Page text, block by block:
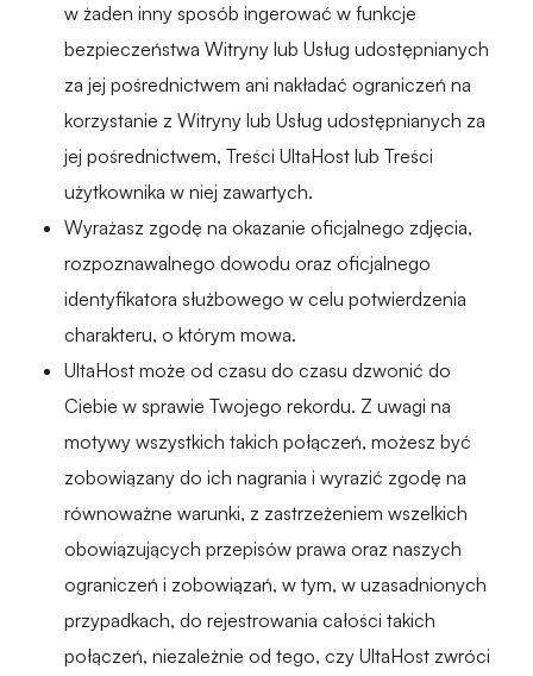
w żaden inny sposób ingerować w funkcje
bezpieczeństwa Witryny lub Usług udostępnianych
za jej pośrednictwem ani nakładać ograniczeń na
korzystanie z Witryny lub Usług udostępnianych za
jej pośrednictwem, Treści UltaHost lub Treści
użytkownika w niej zawartych.
Wyrażasz zgodę na okazanie oficjalnego zdjęcia,
rozpoznawalnego dowodu oraz oficjalnego
identyfikatora służbowego w celu potwierdzenia
charakteru, o którym mowa.
UltaHost może od czasu do czasu dzwonić do
Ciebie w sprawie Twojego rekordu. Z uwagi na
motywy wszystkich takich połączeń, możesz być
zobowiązany do ich nagrania i wyrazić zgodę na
równoważne warunki, z zastrzeżeniem wszelkich
obowiązujących przepisów prawa oraz naszych
ograniczeń i zobowiązań, w tym, w uzasadnionych
przypadkach, do rejestrowania całości takich
połączeń, niezależnie od tego, czy UltaHost zwróci